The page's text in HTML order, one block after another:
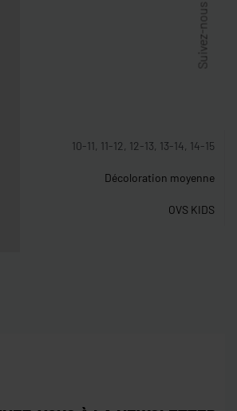
10-11, 11-12, 12-13, 13-14, 14-15
Décoloration moyenne
OVS KIDS
Suivez-nous